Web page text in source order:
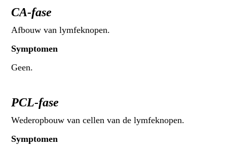
CA-fase
Afbouw van lymfeknopen.
Symptomen
Geen.
PCL-fase
Wederopbouw van cellen van de lymfeknopen.
Symptomen